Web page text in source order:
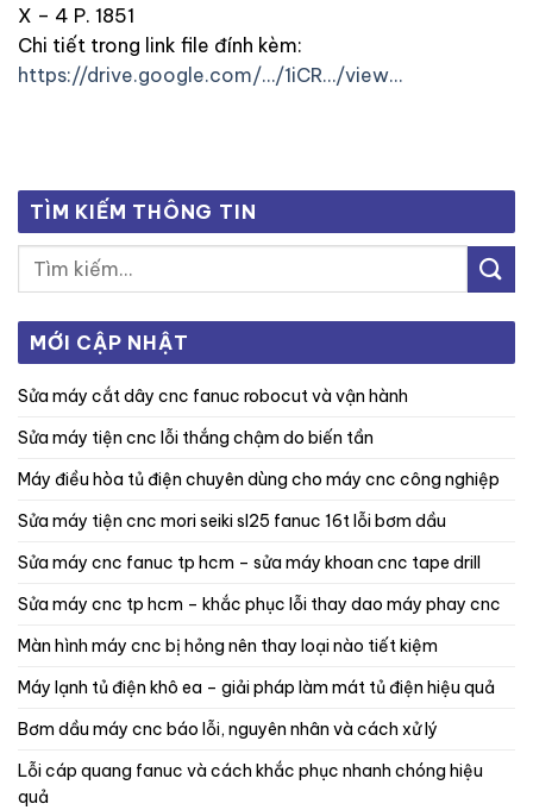
X – 4 P. 1851
Chi tiết trong link file đính kèm:
https://drive.google.com/…/1iCR…/view…
TÌM KIẾM THÔNG TIN
MỚI CẬP NHẬT
sửa máy cắt dây cnc fanuc robocut và vận hành
sửa máy tiện cnc lỗi thắng chậm do biến tần
máy điều hòa tủ điện chuyên dùng cho máy cnc công nghiệp
sửa máy tiện cnc mori seiki sl25 fanuc 16t lỗi bơm dầu
sửa máy cnc fanuc tp hcm – sửa máy khoan cnc tape drill
sửa máy cnc tp hcm – khắc phục lỗi thay dao máy phay cnc
màn hình máy cnc bị hỏng nên thay loại nào tiết kiệm
máy lạnh tủ điện khô ea – giải pháp làm mát tủ điện hiệu quả
bơm dầu máy cnc báo lỗi, nguyên nhân và cách xử lý
lỗi cáp quang fanuc và cách khắc phục nhanh chóng hiệu
quả